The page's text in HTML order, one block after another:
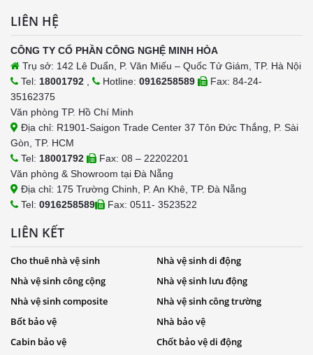
LIÊN HỆ
CÔNG TY CỔ PHẦN CÔNG NGHỆ MINH HÒA
Trụ sở: 142 Lê Duẩn, P. Văn Miếu – Quốc Tử Giám, TP. Hà Nội
Tel: 18001792 Hotline: 0916258589
Fax: 84-24-
35162375
Văn phòng TP. Hồ Chí Minh
Địa chỉ: R1901-Saigon Trade Center 37 Tôn Đức Thắng, P. Sài
Gòn, TP. HCM
Tel: 18001792
Fax: 08 – 22202201
Văn phòng & Showroom tại Đà Nẵng
Địa chỉ: 175 Trường Chinh, P. An Khê, TP. Đà Nẵng
Tel: 0916258589 Fax: 0511- 3523522
LIÊN KẾT
Cho thuê nhà vệ sinh
Nhà vệ sinh di động
Nhà vệ sinh công cộng
Nhà vệ sinh lưu động
Nhà vệ sinh composite
Nhà vệ sinh công trường
Bốt bảo vệ
Nhà bảo vệ
Cabin bảo vệ
Chốt bảo vệ di động